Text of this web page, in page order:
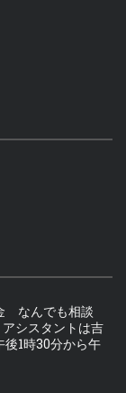
なんでも相談
シスタントは吉
1時30分から午